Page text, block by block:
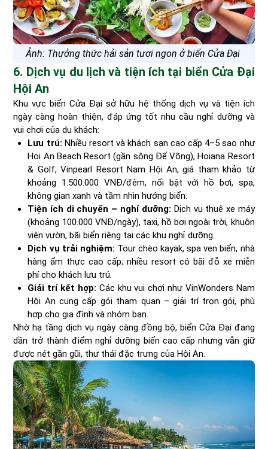
Ảnh: Thưởng thức hải sản tươi ngon ở biển Cửa Đại
6. Dịch vụ du lịch và tiện ích tại biển Cửa Đại
Hội An
Khu vực biển Cửa Đại sở hữu hệ thống dịch vụ và tiện ích
ngày càng hoàn thiện, đáp ứng tốt nhu cầu nghỉ dưỡng và
vui chơi của du khách:
Lưu trú: Nhiều resort và khách sạn cao cấp 4–5 sao như
Hoi An Beach Resort (gần sông Đế Võng), Hoiana Resort
& Golf, Vinpearl Resort Nam Hội An, giá tham khảo từ
khoảng 1.500.000 VNĐ/đêm, nổi bật với hồ bơi, spa,
không gian xanh và tầm nhìn hướng biển.
Tiện ích di chuyển – nghỉ dưỡng: Dịch vụ thuê xe máy
(khoảng 100.000 VNĐ/ngày), taxi, hồ bơi ngoài trời, khuôn
viên vườn, bãi biển riêng tại các khu nghỉ dưỡng.
Dịch vụ trải nghiệm: Tour chèo kayak, spa ven biển, nhà
hàng ẩm thực cao cấp; nhiều resort có bãi đỗ xe miễn
phí cho khách lưu trú.
Giải trí kết hợp: Các khu vui chơi như VinWonders Nam
Hội An cung cấp gói tham quan – giải trí trọn gói, phù
hợp cho gia đình và nhóm bạn.
Nhờ hạ tầng dịch vụ ngày càng đồng bộ, biển Cửa Đại đang
dần trở thành điểm nghỉ dưỡng biển cao cấp nhưng vẫn giữ
được nét gần gũi, thư thái đặc trưng của Hội An.